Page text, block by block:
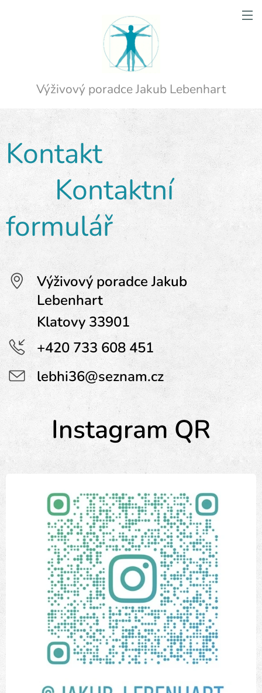
Výživový poradce Jakub Lebenhart
Kontakt
Kontaktní
formulář
Výživový poradce Jakub
Lebenhart
Klatovy 33901
+420 733 608 451
lebhi36@seznam.cz
Instagram QR